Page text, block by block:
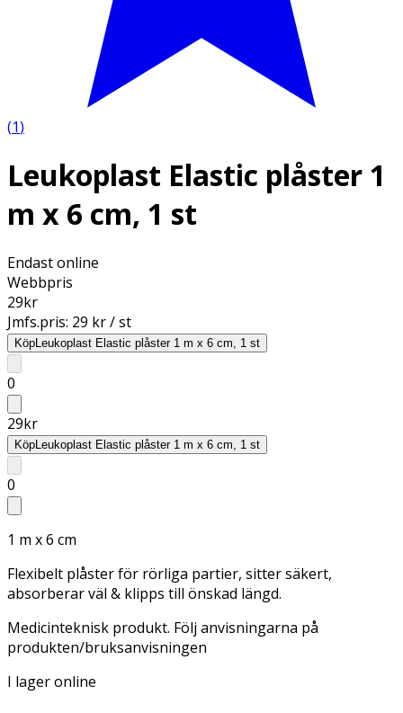
(1)
Leukoplast Elastic plåster 1
m x 6 cm, 1 st
Endast online
Webbpris
29kr
Jmfs.pris: 29 kr / st
KöpLeukoplast Elastic plåster 1 m x 6 cm, 1 st
0
29kr
KöpLeukoplast Elastic plåster 1 m x 6 cm, 1 st
0
1 m x 6 cm
Flexibelt plåster för rörliga partier, sitter säkert,
absorberar väl & klipps till önskad längd.
Medicinteknisk produkt. Följ anvisningarna på
produkten/bruksanvisningen
I lager online